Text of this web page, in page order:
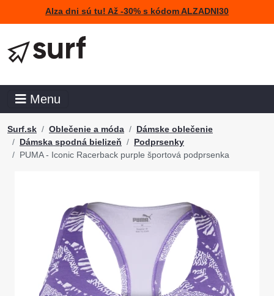
Alza dni sú tu! Až -30% s kódom ALZADNI30
Menu
Surf.sk Oblečenie a móda
Dámske oblečenie
Dámska spodná bielizeň
Podprsenky
PUMA - Iconic Racerback purple športová podprsenka